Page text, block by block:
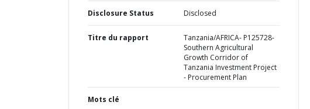
Disclosure Status Disclosed
Titre du rapport
Tanzania/AFRICA- P125728-
Southern Agricultural
Growth Corridor of
Tanzania Investment Project
- Procurement Plan
Mots clé